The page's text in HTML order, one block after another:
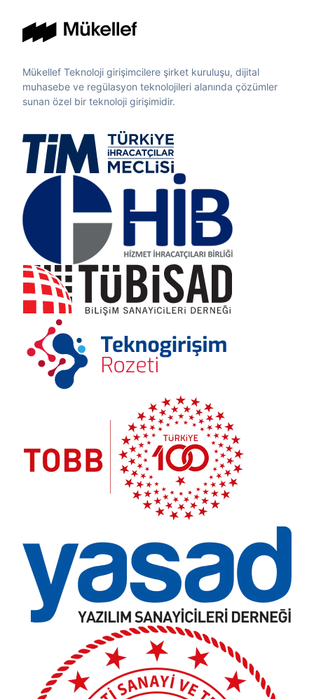
Mükellef Teknoloji girişimcilere şirket kuruluşu, dijital
muhasebe ve regülasyon teknolojileri alanında çözümler
sunan özel bir teknoloji girişimidir.